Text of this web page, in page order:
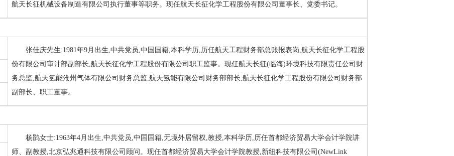
航天长征机械设备制造有限公司执行董事等职务。现任航天长征化学工程股份有限公司董事长、党委书记。
张佳庆先生:1981年9月出生,中共党员,中国国籍,本科学历,历任航天工程财务部总账报表岗,航天长征化学工程股
份有限公司审计部副部长,航天长征化学工程股份有限公司职工监事。现任航天长征(临海)环境科技有限责任公司财
务总监,航天氢能沧州气体有限公司财务总监,航天氢能有限公司财务部部长,航天长征化学工程股份有限公司财务部
副部长、职工董事。
杨鹃女士:1963年4月出生,中共党员,中国国籍,无境外居留权,教授,本科学历,历任首都经济贸易大学会计学院讲
师、副教授,北京弘兆通科技有限公司顾问。现任首都经济贸易大学会计学院教授,新纽科技有限公司(NewLink